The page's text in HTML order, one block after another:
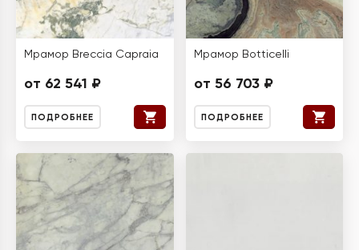
Мрамор Breccia Capraia
от 62 541 ₽
ПОДРОБНЕЕ
Мрамор Botticelli
от 56 703 ₽
ПОДРОБНЕЕ